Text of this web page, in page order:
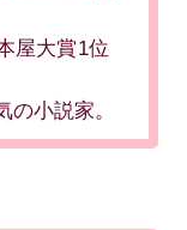
屋大賞1位
小説家。